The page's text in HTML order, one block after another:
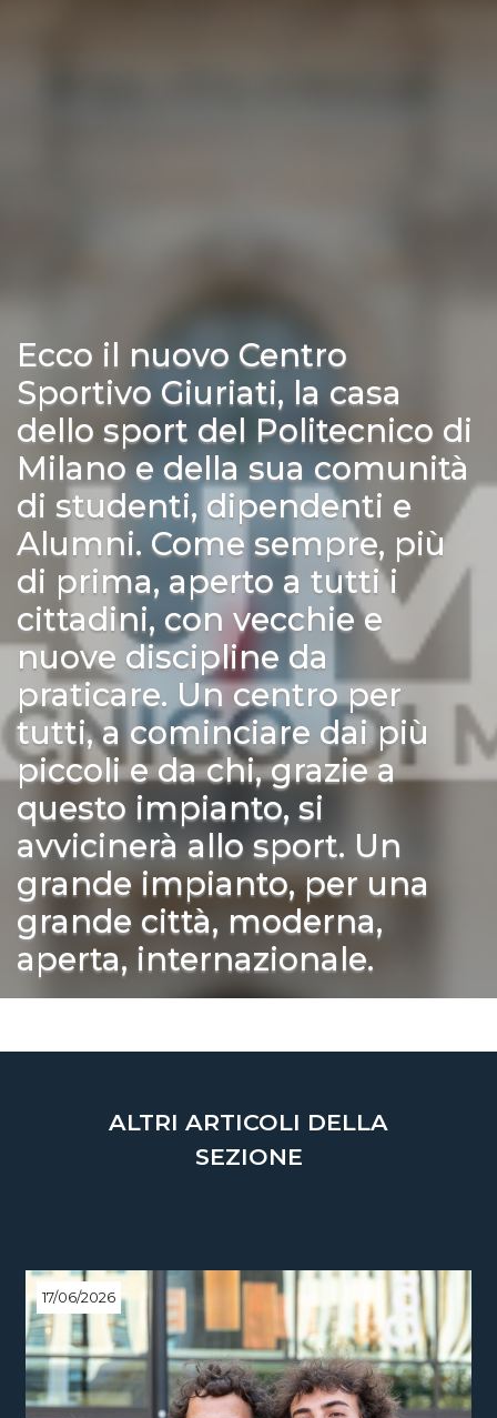
Ecco il nuovo Centro
Sportivo Giuriati, la casa
dello sport del Politecnico di
Milano e della sua comunità
di studenti, dipendenti e
Alumni. Come sempre, più
di prima, aperto a tutti i
cittadini, con vecchie e
nuove discipline da
praticare. Un centro per
tutti, a cominciare dai più
piccoli e da chi, grazie a
questo impianto, si
avvicinerà allo sport. Un
grande impianto, per una
grande città, moderna,
aperta, internazionale.
ALTRI ARTICOLI DELLA
SEZIONE
17/06/2026